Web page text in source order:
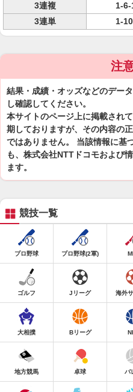
3連複
1-6-
3連単
1-
注
結果・成績・オッズなどのデー
し確認してください。
本サイトのページ上に掲載され
期しておりますが、その内容の
ではありません。 当該情報に基
も、株式会社NTTドコモおよび
ます。
競技一覧
プロ野球 プロ野球(2軍)
ゴルフ Jリーグ 海外
大相撲 Bリーグ
地方競馬 卓球 バ